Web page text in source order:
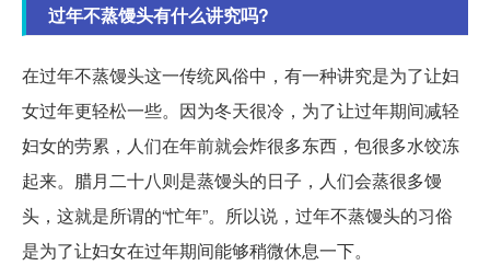
过年不蒸馒头有什么讲究吗?
在过年不蒸馒头这一传统风俗中，有一种讲究是为了让妇
女过年更轻松一些。因为冬天很冷，为了让过年期间减轻
妇女的劳累，人们在年前就会炸很多东西，包很多水饺冻
起来。腊月二十八则是蒸馒头的日子，人们会蒸很多馒
头，这就是所谓的“忙年”。所以说，过年不蒸馒头的习俗
是为了让妇女在过年期间能够稍微休息一下。